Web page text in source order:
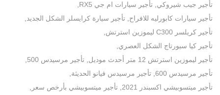
تأجير جيب شيروكي, تأجير سيارات ام جي RX5
,
تأجير سيارات كابورليه للافراح, تأجير سيارة كرايسلر الشكل الجديد,
تأجير كريلسر C300 ليموزين استرتش
,
تأجير كيا سبورتاج الشكل العصري,
تأجير ليموزين استرتش 12 متر أحدث موديل
, تأجير مرسيدس 500
,
تأجير مرسيدس 600
, تأجير مرسيدس فيانو الحديثة,
تأجير ميتسوبيشي اكسبندر 2021
, تأجير ميتسوبيشي بأرخص سعر ,